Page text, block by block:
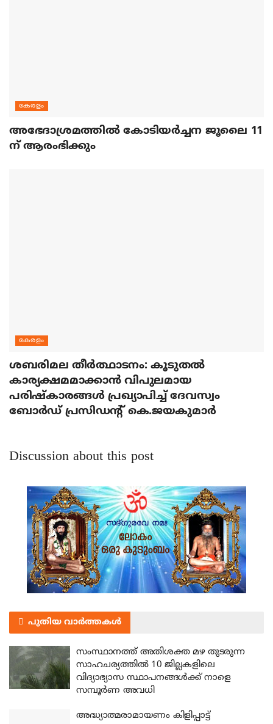
കേരളം
അഭേദാശ്രമത്തില്‍ കോടിയര്‍ച്ചന ജൂലൈ 11
ന് ആരംഭിക്കും
കേരളം
ശബരിമല തീര്‍ത്ഥാടനം: കൂടുതല്‍
കാര്യക്ഷമമാക്കാന്‍ വിപുലമായ
പരിഷ്‌കാരങ്ങള്‍ പ്രഖ്യാപിച്ച് ദേവസ്വം
ബോര്‍ഡ് പ്രസിഡന്റ് കെ.ജയകുമാര്‍
Discussion about this post
പുതിയ വാർത്തകൾ
സംസ്ഥാനത്ത് അതിശക്ത മഴ തുടരുന്ന
സാഹചര്യത്തിൽ 10 ജില്ലകളിലെ
വിദ്യാഭ്യാസ സ്ഥാപനങ്ങൾക്ക് നാളെ
സമ്പൂർണ അവധി
അദ്ധ്യാത്മരാമായണം കിളിപ്പാട്ട്